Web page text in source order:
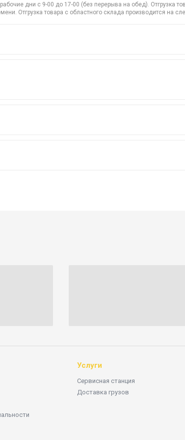
дни с 9-00 до 17-00 (без перерыва на обед). Отгрузка
Отгрузка товара с областного склада производится на
Услуги
Сервисная станция
Доставка грузов